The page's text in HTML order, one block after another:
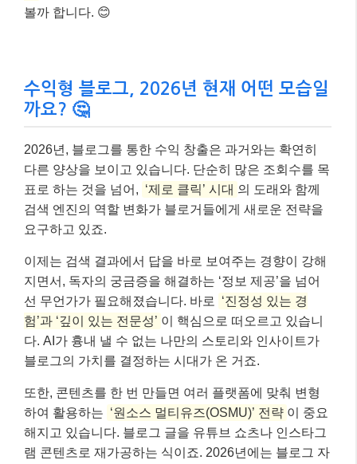
볼까 합니다. 😊
수익형 블로그, 2026년 현재 어떤 모습일
까요? 🤔
2026년, 블로그를 통한 수익 창출은 과거와는 확연히
다른 양상을 보이고 있습니다. 단순히 많은 조회수를 목
표로 하는 것을 넘어, ‘제로 클릭’ 시대 의 도래와 함께
검색 엔진의 역할 변화가 블로거들에게 새로운 전략을
요구하고 있죠.
이제는 검색 결과에서 답을 바로 보여주는 경향이 강해
지면서, 독자의 궁금증을 해결하는 ‘정보 제공’을 넘어
선 무언가가 필요해졌습니다. 바로
‘진정성 있는 경
험’과 ‘깊이 있는 전문성’ 이 핵심으로 떠오르고 있습니
다. AI가 흉내 낼 수 없는 나만의 스토리와 인사이트가
블로그의 가치를 결정하는 시대가 온 거죠.
또한, 콘텐츠를 한 번 만들면 여러 플랫폼에 맞춰 변형
하여 활용하는 ‘원소스 멀티유즈(OSMU)’ 전략 이 중요
해지고 있습니다. 블로그 글을 유튜브 쇼츠나 인스타그
램 콘텐츠로 재가공하는 식이죠. 2026년에는 블로그 자